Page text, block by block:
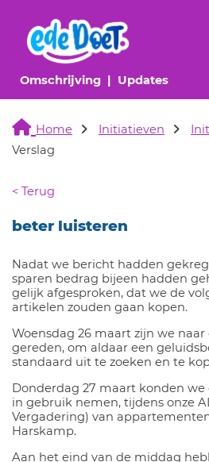
Omschrijving(huidige pagina)
Updates
Home Initiatieven
Verslag
< Terug
beter luisteren
Nadat we bericht hadden
sparen bedrag bijeen hadden
gelijk afgesproken, dat we de
artikelen zouden gaan kopen.
Woensdag 26 maart zijn we
gereden, om aldaar een
standaard uit te zoeken en te
Donderdag 27 maart konden
in gebruik nemen, tijdens onze
Vergadering) van
Harskamp.
Aan het eind van de middag